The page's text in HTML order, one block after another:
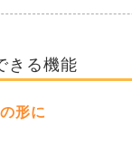
きる機能
形に